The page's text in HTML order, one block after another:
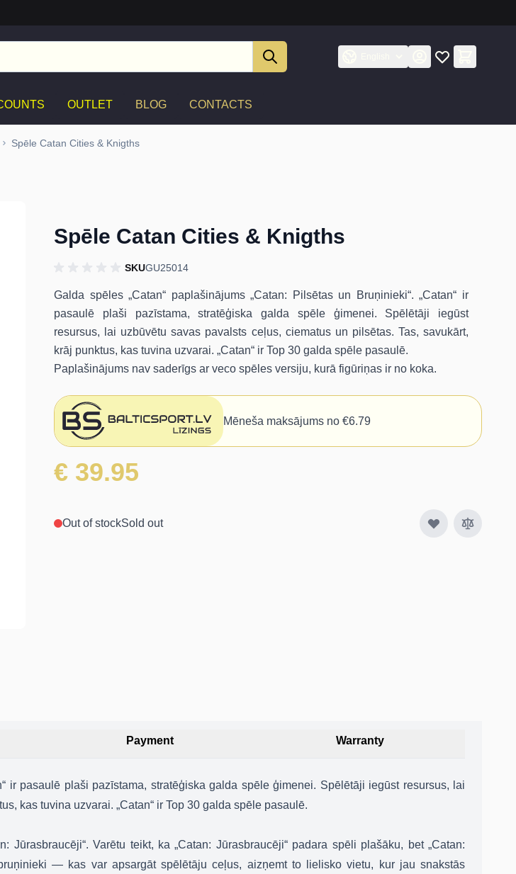
OUTLET BLOG CONTACTS
Spēle Catan Cities & Knigths
Spēle Catan Cities & Knigths
SKUGU25014
Galda spēles „Catan“ paplašinājums „Catan: Pilsētas un Bruņinieki“. „Catan“ ir
pasaulē plaši pazīstama, stratēģiska galda spēle ģimenei. Spēlētāji iegūst
resursus, lai uzbūvētu savas pavalsts ceļus, ciematus un pilsētas. Tas, savukārt,
krāj punktus, kas tuvina uzvarai. „Catan“ ir Top 30 galda spēle pasaulē.
Paplašinājums nav saderīgs ar veco spēles versiju, kurā figūriņas ir no koka.
Mēneša maksājums no €6.79
€ 39.95
Out of stockSold out
Payment Warranty
ir pasaulē plaši pazīstama, stratēģiska galda spēle ģimenei. Spēlētāji iegūst resursus, lai
kas tuvina uzvarai. „Catan“ ir Top 30 galda spēle pasaulē.
Varētu teikt, ka „Catan: Jūrasbraucēji“ padara spēli plašāku, bet „Catan:
— kas var apsargāt spēlētāju ceļus, aizņemt to lielisko vietu, kur jau snakstās